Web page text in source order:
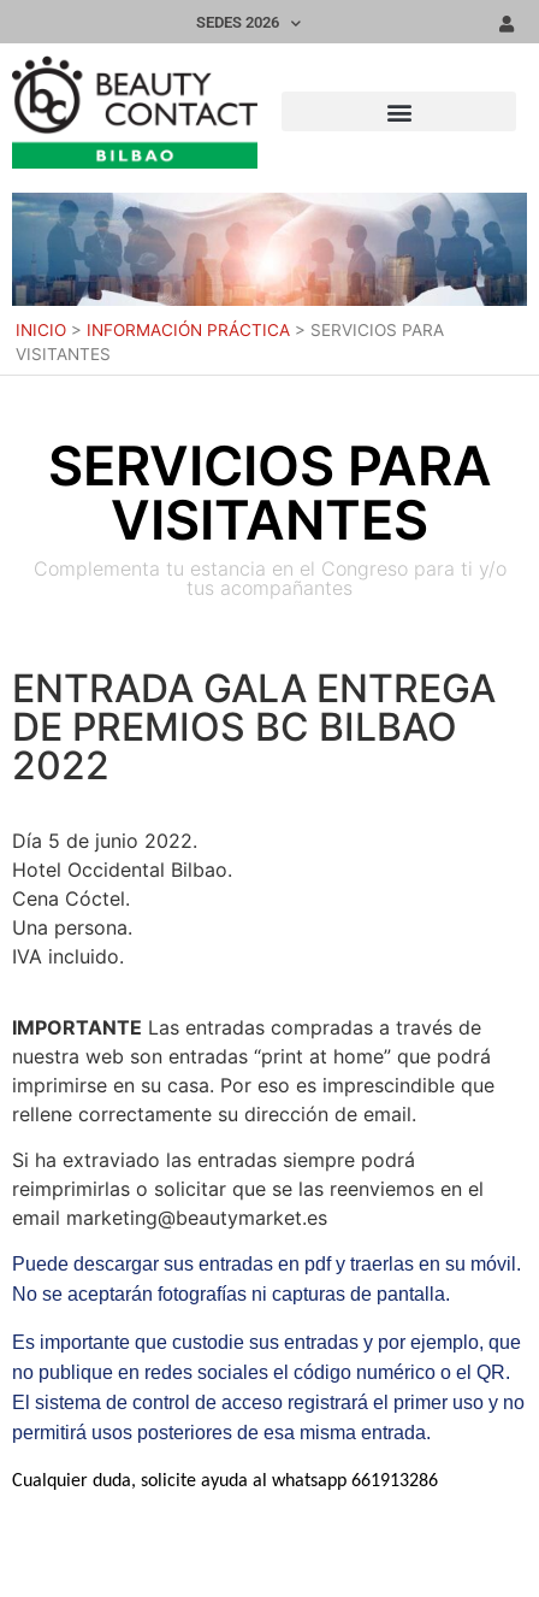
SEDES 2026
INICIO > INFORMACIÓN PRÁCTICA > SERVICIOS PARA
VISITANTES
SERVICIOS PARA
VISITANTES
Complementa tu estancia en el Congreso para ti y/o
tus acompañantes
ENTRADA GALA ENTREGA
DE PREMIOS BC BILBAO
2022
Día 5 de junio 2022.
Hotel Occidental Bilbao.
Cena Cóctel.
Una persona.
IVA incluido.
IMPORTANTE Las entradas compradas a través de
nuestra web son entradas “print at home” que podrá
imprimirse en su casa. Por eso es imprescindible que
rellene correctamente su dirección de email.
Si ha extraviado las entradas siempre podrá
reimprimirlas o solicitar que se las reenviemos en el
email marketing@beautymarket.es
Puede descargar sus entradas en pdf y traerlas en su móvil.
No se aceptarán fotografías ni capturas de pantalla.
Es importante que custodie sus entradas y por ejemplo, que
no publique en redes sociales el código numérico o el QR.
El sistema de control de acceso registrará el primer uso y no
permitirá usos posteriores de esa misma entrada.
Cualquier duda, solicite ayuda al whatsapp 661913286